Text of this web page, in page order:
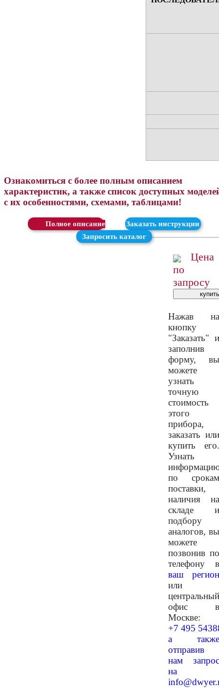
Ознакомиться с более полным описанием
характеристик, а также список доступных
с их особенностями, схемами, таблицами!
Скачать
Заказать инструкции
Запросить каталог
Цена
по
запросу
Нажав на
кнопку
"Заказать" и
заполнив
форму, вы
можете
узнать
точную
стоимость
этого
прибора,
заказать или
купить его.
Узнать
по срокам
поставки,
наличия на
складе и
подбору
аналогов, вы
можете
позвонив по
телефону в
ваш регион
или
центральный
офис в
Москве:
+7 495
а также
отправив
нам запрос
на